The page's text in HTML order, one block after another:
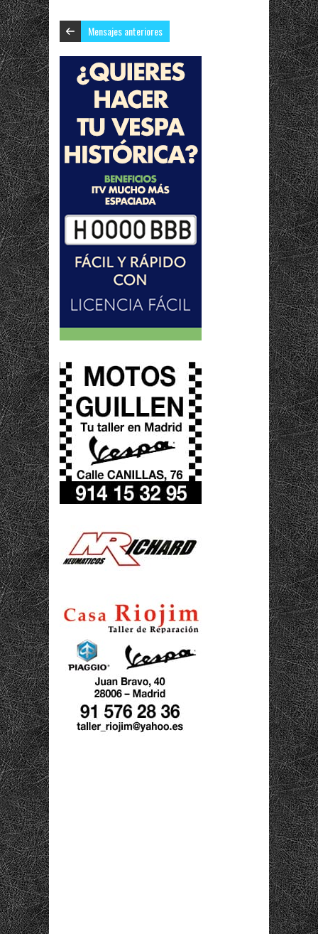
Mensajes anteriores